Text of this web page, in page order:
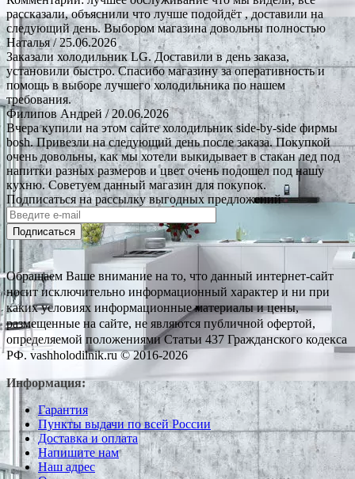
рассказали, объяснили что лучше подойдёт , доставили на
следующий день. Выбором магазина довольны полностью
Наталья/ 25.06.2026
Заказали холодильник LG. Доставили в день заказа,
установили быстро. Спасибо магазину за оперативность и
помощь в выборе лучшего холодильника по нашем
требования.
Филипов Андрей/ 20.06.2026
Вчера купили на этом сайте холодильник side-by-side фирмы
bosh. Привезли на следующий день после заказа. Покупкой
очень довольны, как мы хотели выкидывает в стакан лед под
напитки разных размеров и цвет очень подошел под нашу
кухню. Советуем данный магазин для покупок.
Подписаться на рассылку выгодных предложений
Подписаться
Обращаем Ваше внимание на то, что данный интернет-сайт
носит исключительно информационный характер и ни при
каких условиях информационные материалы и цены,
размещенные на сайте, не являются публичной офертой,
определяемой положениями Статьи 437 Гражданского кодекса
РФ. vashholodilnik.ru © 2016-2026
Информация:
Гарантия
Пункты выдачи по всей России
Доставка и оплата
Напишите нам
Наш адрес